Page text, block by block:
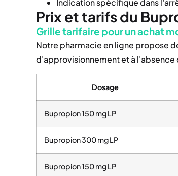
Indication spécifique dans
Prix et tarifs du
Grille tarifaire pour un achat
Notre pharmacie en ligne propose
d'approvisionnement et à
Dosage
Bupropion 150 mg LP
Bupropion 300 mg LP
Bupropion 150 mg LP